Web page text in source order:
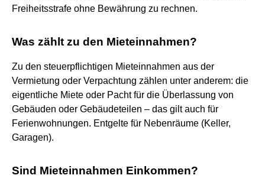
Freiheitsstrafe ohne Bewährung zu rechnen.
Was zählt zu den Mieteinnahmen?
Zu den steuerpflichtigen Mieteinnahmen aus der
Vermietung oder Verpachtung zählen unter anderem: die
eigentliche Miete oder Pacht für die Überlassung von
Gebäuden oder Gebäudeteilen – das gilt auch für
Ferienwohnungen. Entgelte für Nebenräume (Keller,
Garagen).
Sind Mieteinnahmen Einkommen?